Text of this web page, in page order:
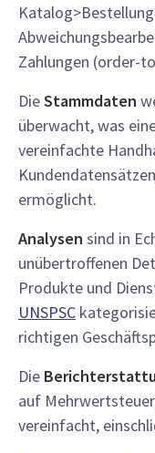
Zahlungen (order-
DieStammdaten
überwacht, was
vereinfachte
ermöglicht.
Analysen sind in
unübertroffenen
Produkte und
UNSPSC
richtigen
Die
auf
vereinfacht,